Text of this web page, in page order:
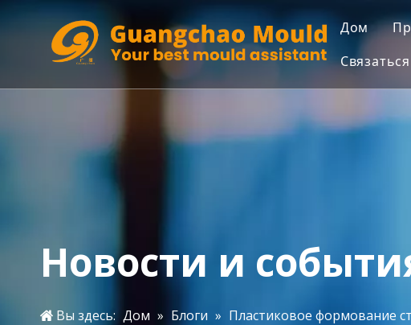
Дом
Новости и
Вы здесь: Дом » Блоги » Пластиковое формование